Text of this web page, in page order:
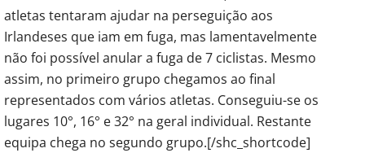
atletas tentaram ajudar na perseguição aos
Irlandeses que iam em fuga, mas lamentavelmente
não foi possível anular a fuga de 7 ciclistas. Mesmo
assim, no primeiro grupo chegamos ao final
representados com vários atletas. Conseguiu-se os
lugares 10°, 16° e 32° na geral individual. Restante
equipa chega no segundo grupo.[/shc_shortcode]